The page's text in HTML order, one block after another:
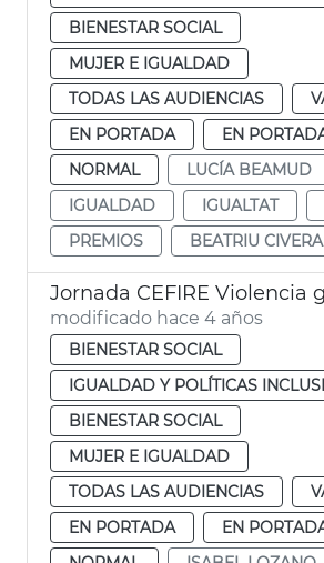
BIENESTAR SOCIAL
MUJER E IGUALDAD
TODAS LAS AUDIENCIAS
EN PORTADA
EN
NORMAL
LUCÍA BEAMUD
IGUALDAD
IGUALTAT
PREMIOS
BEATRIU CIVERA
Jornada CEFIRE Violencia
modificado hace 4 años
BIENESTAR SOCIAL
IGUALDAD Y POLÍTICAS
BIENESTAR SOCIAL
MUJER E IGUALDAD
TODAS LAS AUDIENCIAS
EN PORTADA
EN